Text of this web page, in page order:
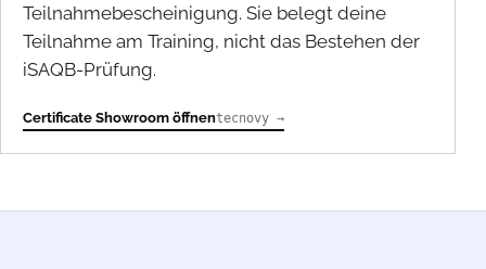
Teilnahmebescheinigung. Sie belegt deine
Teilnahme am Training, nicht das Bestehen der
iSAQB-Prüfung.
Certificate Showroom öffnentecnovy →